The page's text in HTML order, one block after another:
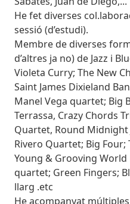
He fet diverses
sessió (d’estudi).
Membre de diverses
d’altres ja no) de Jazz i
Violeta Curry; The New
Saint James Dixieland
Manel Vega quartet; Big
Terrassa, Crazy Chords
Quartet, Round Midnight
Rivero Quartet; Big
Young & Grooving World
quartet; Green Fingers;
llarg .etc
He acompanyat